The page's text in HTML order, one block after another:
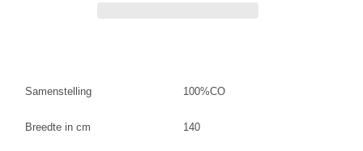
Samenstelling 100%CO
Breedte in cm 140